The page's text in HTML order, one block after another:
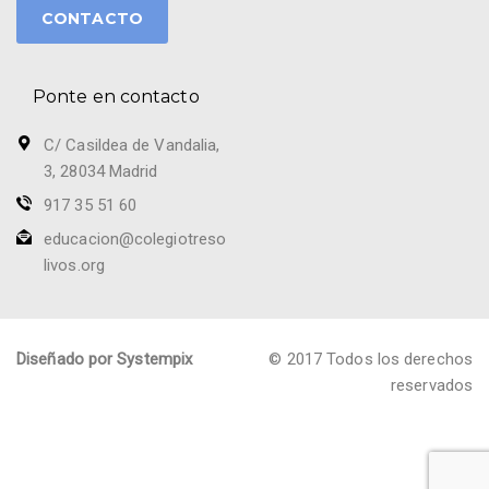
CONTACTO
Ponte en contacto
C/ Casildea de Vandalia,
3, 28034 Madrid
917 35 51 60
educacion@colegiotreso
livos.org
Diseñado por Systempix
© 2017 Todos los derechos
reservados